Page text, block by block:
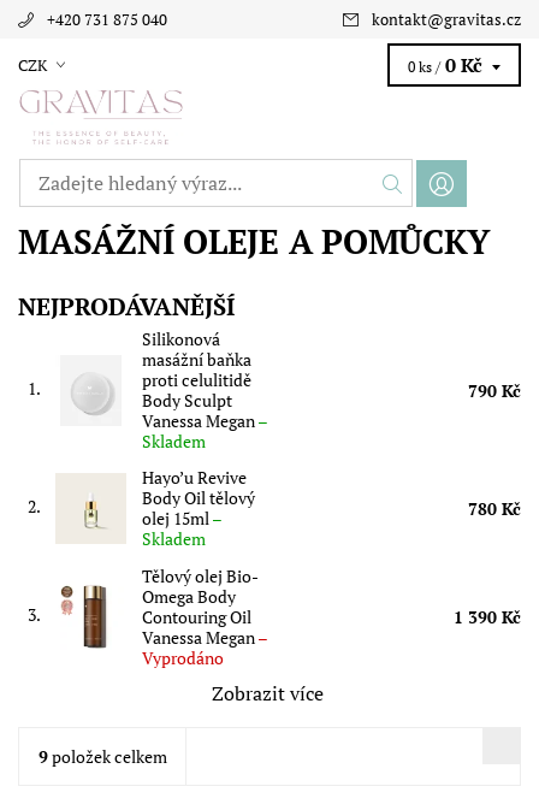
+420 731 875 040 kontakt@gravitas.cz
CZK 0 ks / 0 Kč
MASÁŽNÍ OLEJE A POMŮCKY
NEJPRODÁVANĚJŠÍ
1.
Silikonová
masážní baňka
proti celulitidě
Body Sculpt
Vanessa Megan–
Skladem
790 Kč
2.
Hayo’u Revive
Body Oil tělový
olej 15ml–
Skladem
780 Kč
3.
Tělový olej Bio-
Omega Body
Contouring Oil
Vanessa Megan–
Vyprodáno
1 390 Kč
Zobrazit více
9položek celkem